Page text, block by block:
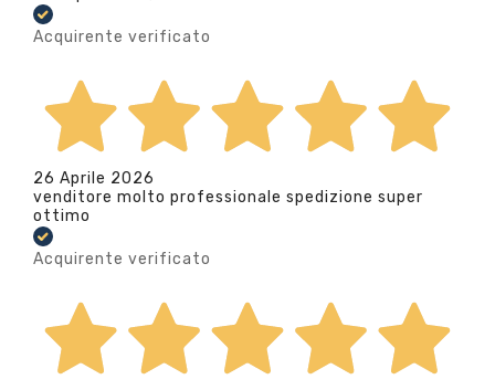
Acquirente verificato
26 Aprile 2026
venditore molto professionale spedizione super
ottimo
Acquirente verificato